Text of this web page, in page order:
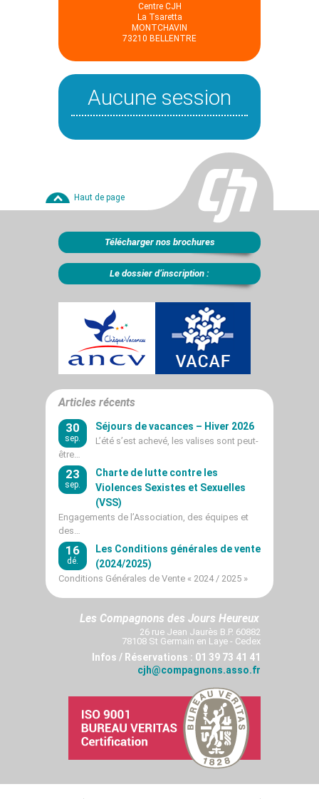
Centre CJH
La Tsaretta
MONTCHAVIN
73210 BELLENTRE
Aucune session
Haut de page
Télécharger nos brochures
Le dossier d’inscription :
Articles récents
30
sep.
Séjours de vacances – Hiver 2026
L’été s’est achevé, les valises sont peut-
être…
23
sep.
Charte de lutte contre les
Violences Sexistes et Sexuelles
(VSS)
Engagements de l’Association, des équipes et
des…
16
dé.
Les Conditions générales de vente
(2024/2025)
Conditions Générales de Vente « 2024 / 2025 »
Les Compagnons des Jours Heureux
26 rue Jean Jaurès B.P. 60882
78108 St Germain en Laye - Cedex
Infos / Réservations : 01 39 73 41 41
cjh@compagnons.asso.fr